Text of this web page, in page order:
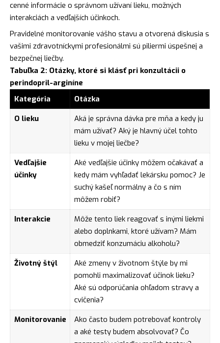
cenné informácie o správnom užívaní lieku, možných
interakciách a vedľajších účinkoch.
Pravidelné monitorovanie vášho stavu a otvorená diskusia s
vašimi zdravotníckymi profesionálmi sú piliermi úspešnej a
bezpečnej liečby.
Tabuľka 2: Otázky, ktoré si klásť pri konzultácii o
perindopril-arginíne
Kategória
Otázka
O lieku
Aká je správna dávka pre mňa a kedy ju
mám užívať? Aký je hlavný účel tohto
lieku v mojej liečbe?
Vedľajšie
účinky
Aké vedľajšie účinky môžem očakávať a
kedy mám vyhľadať lekársku pomoc? Je
suchý kašeľ normálny a čo s ním
môžem robiť?
Interakcie
Môže tento liek reagovať s inými liekmi
alebo doplnkami, ktoré užívam? Mám
obmedziť konzumáciu alkoholu?
Životný štýl
Aké zmeny v životnom štýle by mi
pomohli maximalizovať účinok lieku?
Aké sú odporúčania ohľadom stravy a
cvičenia?
Monitorovanie
Ako často budem potrebovať kontroly
a aké testy budem absolvovať? Čo